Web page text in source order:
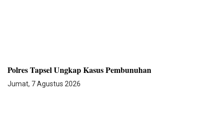
Polres Tapsel Ungkap Kasus Pembunuhan
Jumat, 7 Agustus 2026